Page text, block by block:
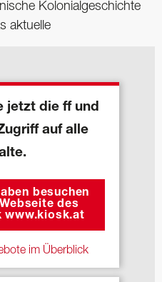
Kolonialgeschichte
aktuelle
jetzt die ff und
auf alle
besuchen
des
www.kiosk.at
im Überblick